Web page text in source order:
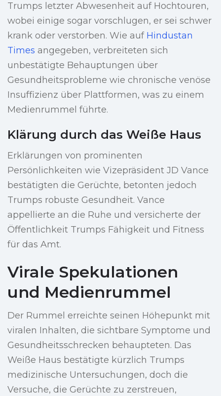
Trumps letzter Abwesenheit auf Hochtouren,
wobei einige sogar vorschlugen, er sei schwer
krank oder verstorben. Wie auf Hindustan
Times angegeben, verbreiteten sich
unbestätigte Behauptungen über
Gesundheitsprobleme wie chronische venöse
Insuffizienz über Plattformen, was zu einem
Medienrummel führte.
Klärung durch das Weiße Haus
Erklärungen von prominenten
Persönlichkeiten wie Vizepräsident JD Vance
bestätigten die Gerüchte, betonten jedoch
Trumps robuste Gesundheit. Vance
appellierte an die Ruhe und versicherte der
Öffentlichkeit Trumps Fähigkeit und Fitness
für das Amt.
Virale Spekulationen
und Medienrummel
Der Rummel erreichte seinen Höhepunkt mit
viralen Inhalten, die sichtbare Symptome und
Gesundheitsschrecken behaupteten. Das
Weiße Haus bestätigte kürzlich Trumps
medizinische Untersuchungen, doch die
Versuche, die Gerüchte zu zerstreuen,